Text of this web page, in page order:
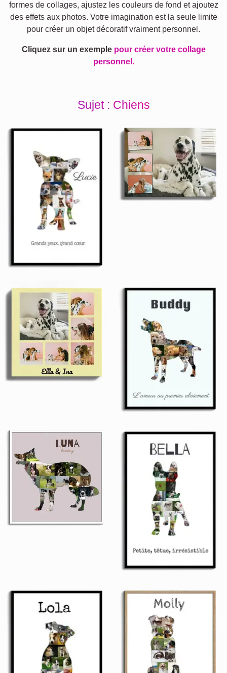
formes de collages, ajustez les couleurs de fond et ajoutez
des effets aux photos. Votre imagination est la seule limite
pour créer un objet décoratif vraiment personnel.
Cliquez sur un exemple pour créer votre collage
personnel.
Sujet : Chiens